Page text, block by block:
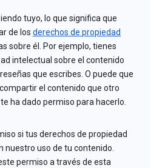
tuyo, lo que significa que
de los derechos de propiedad
sobre él. Por ejemplo, tienes
intelectual sobre el contenido
que escribes. O puede que
el contenido que otro
ha dado permiso para hacerlo.
si tus derechos de propiedad
nuestro uso de tu contenido.
permiso a través de esta